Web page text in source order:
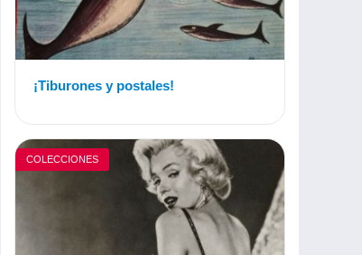
¡Tiburones y postales!
COLECCIONES